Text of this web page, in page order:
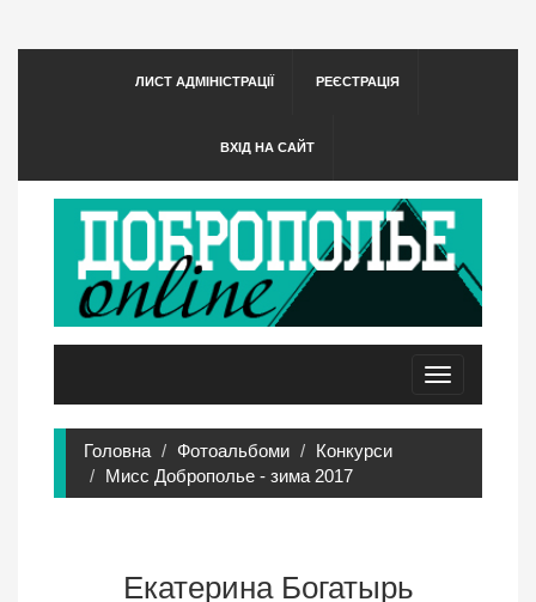
ЛИСТ АДМІНІСТРАЦІЇ РЕЄСТРАЦІЯ
ВХІД НА САЙТ
Toggle
navigation
Головна Фотоальбоми
Конкурси
Мисс Доброполье - зима 2017
Екатерина Богатырь